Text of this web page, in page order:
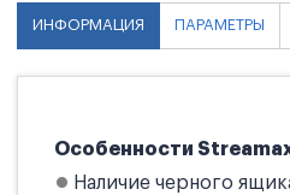
ИНФОРМАЦИЯ ПАРАМЕТРЫ
Особенности
Наличие черного